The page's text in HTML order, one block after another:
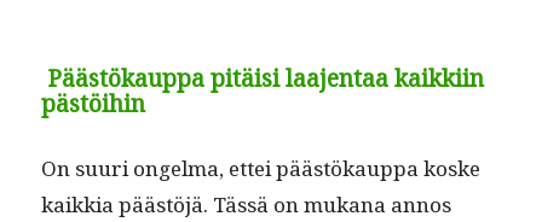
Päästökauppa pitäisi laajentaa kaikkiin
pästöihin
On suuri ongel­ma, ettei päästökaup­pa koske
kaikkia päästöjä. Tässä on mukana annos